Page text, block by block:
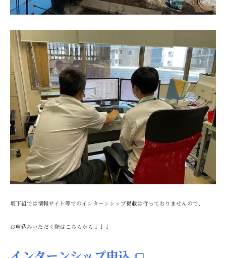
坂下組では情報サイト等でのインターンシップ掲載は行っておりませんので、
お申込みいただく際はこちらから↓↓↓